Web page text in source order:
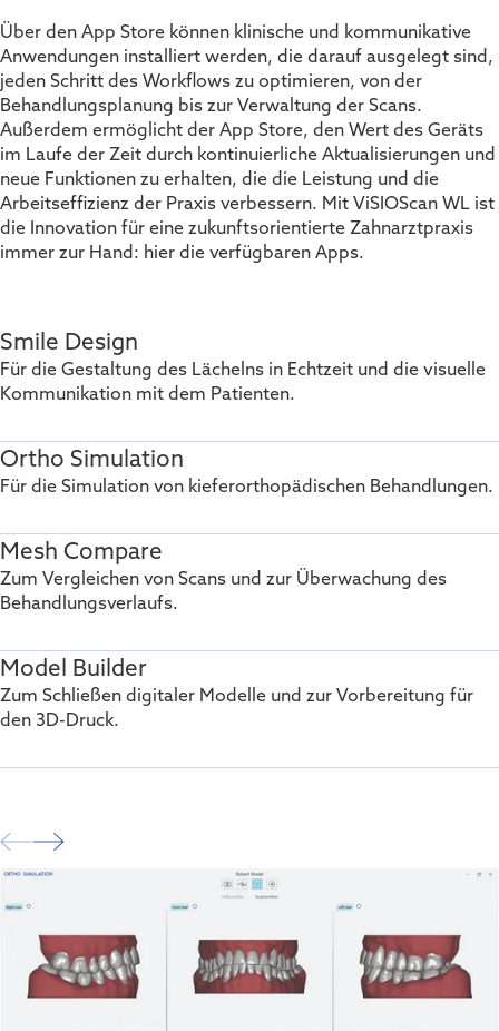
Über den App Store können klinische und kommunikative
Anwendungen installiert werden, die darauf ausgelegt sind,
jeden Schritt des Workflows zu optimieren, von der
Behandlungsplanung bis zur Verwaltung der Scans.
Außerdem ermöglicht der App Store, den Wert des Geräts
im Laufe der Zeit durch kontinuierliche Aktualisierungen und
neue Funktionen zu erhalten, die die Leistung und die
Arbeitseffizienz der Praxis verbessern. Mit ViSIOScan WL ist
die Innovation für eine zukunftsorientierte Zahnarztpraxis
immer zur Hand: hier die verfügbaren Apps.
Smile Design
Für die Gestaltung des Lächelns in Echtzeit und die visuelle
Kommunikation mit dem Patienten.
Ortho Simulation
Für die Simulation von kieferorthopädischen Behandlungen.
Mesh Compare
Zum Vergleichen von Scans und zur Überwachung des
Behandlungsverlaufs.
Model Builder
Zum Schließen digitaler Modelle und zur Vorbereitung für
den 3D-Druck.